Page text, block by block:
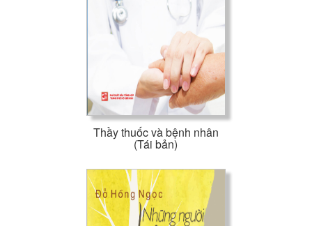
Thầy thuốc và bệnh nhân
(Tái bản)